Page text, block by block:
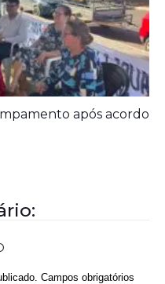
após acordo
Campos obrigatórios